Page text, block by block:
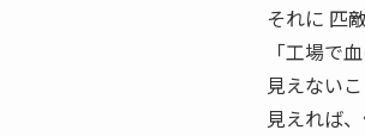
それに 匹
「工場で
見えない
見えれば